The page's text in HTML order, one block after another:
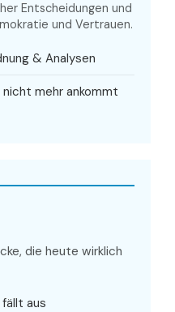
Entscheidungen und
und Vertrauen.
& Analysen
mehr ankommt
die heute wirklich
aus